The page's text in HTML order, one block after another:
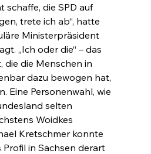
schaffe, die SPD auf
trete ich ab“, hatte
Ministerpräsident
„Ich oder die“ – das
die Menschen in
dazu bewogen hat,
Eine Personenwahl, wie
selten
Woidkes
Kretschmer konnte
in Sachsen derart